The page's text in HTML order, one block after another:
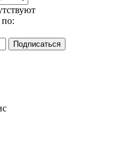
по:
Подписаться